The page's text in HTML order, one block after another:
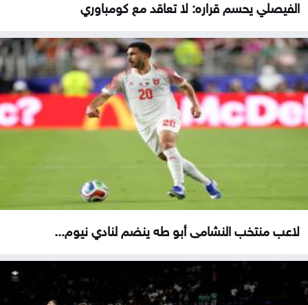
الفيصلي يحسم قراره: لا تعاقد مع كومباوري
لاعب منتخب النشامى أبو طه ينضم لنادي نيوم...